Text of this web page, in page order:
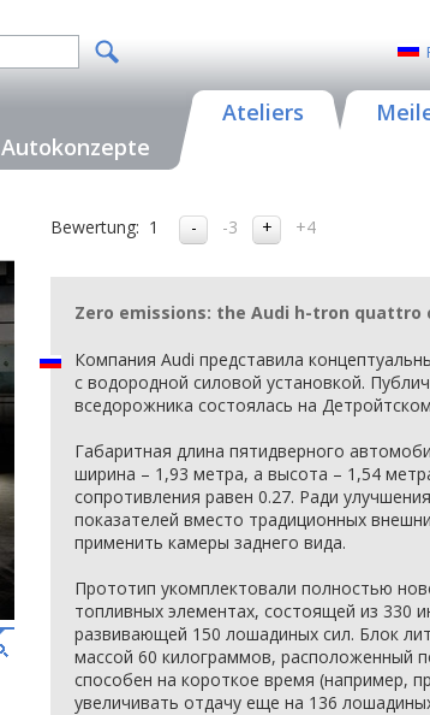
Autokonzepte
Ateliers
Bewertung: 1 -3 +4
Zero emissions: the Audi h-tron quattro
Компания Audi представила
с водородной силовой установкой.
вседорожника состоялась на
Габаритная длина пятидверного
ширина – 1,93 метра, а высота – 1,54
сопротивления равен 0.27. Ради
показателей вместо традиционных
применить камеры заднего вида.
Прототип укомплектовали полностью
топливных элементах, состоящей из 330
развивающей 150 лошадиных сил. Блок
массой 60 килограммов, расположенный
способен на короткое время (например,
увеличивать отдачу еще на 136